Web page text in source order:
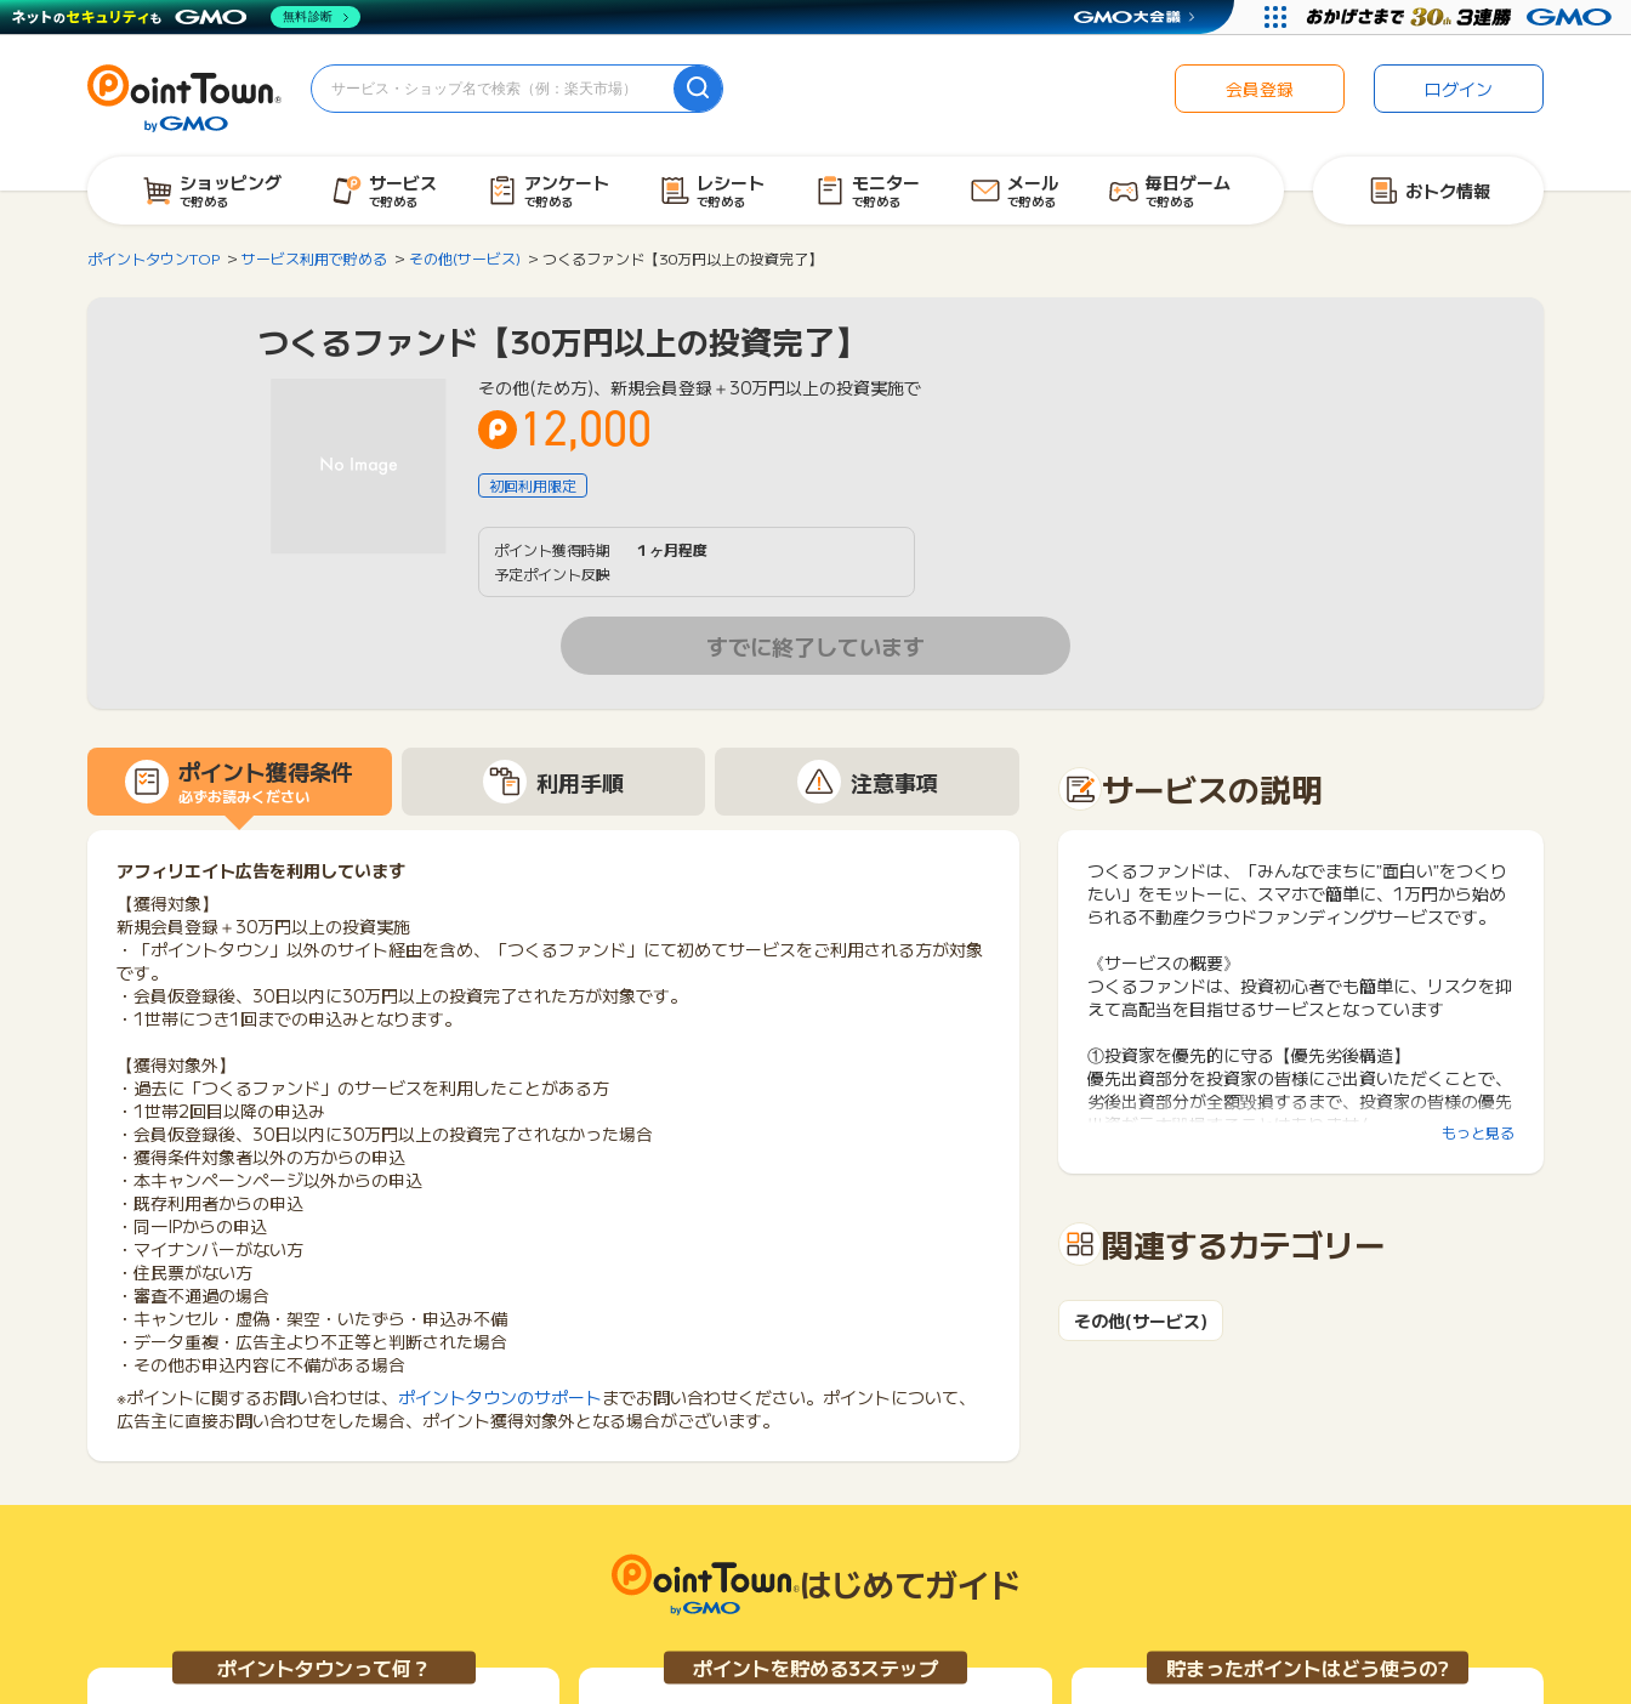
会員登録 ログイン
ショッピング
で貯める
サービス
で貯める
アンケート
で貯める
レシート
で貯める
モニター
で貯める
メール
で貯める
毎日ゲーム
で貯める おトク情報
ポイントタウンTOP サービス利用で貯める その他(サービス) つくるファンド【30万円以上の投資完了】
つくるファンド【30万円以上の投資完了】
その他(ため方)、新規会員登録＋30万円以上の投資実施で
12,000
初回利用限定
ポイント獲得時期
１ヶ月程度
予定ポイント反映
すでに終了しています
ポイント獲得条件
必ずお読みください 利用手順 注意事項
アフィリエイト広告を利用しています
【獲得対象】
新規会員登録＋30万円以上の投資実施
・「ポイントタウン」以外のサイト経由を含め、「つくるファンド」にて初めてサービスをご利用される方が対象
です。
・会員仮登録後、30日以内に30万円以上の投資完了された方が対象です。
・1世帯につき1回までの申込みとなります。
【獲得対象外】
・過去に「つくるファンド」のサービスを利用したことがある方
・1世帯2回目以降の申込み
・会員仮登録後、30日以内に30万円以上の投資完了されなかった場合
・獲得条件対象者以外の方からの申込
・本キャンペーンページ以外からの申込
・既存利用者からの申込
・同一IPからの申込
・マイナンバーがない方
・住民票がない方
・審査不通過の場合
・キャンセル・虚偽・架空・いたずら・申込み不備
・データ重複・広告主より不正等と判断された場合
・その他お申込内容に不備がある場合
※ポイントに関するお問い合わせは、 ポイントタウンのサポートまでお問い合わせください。ポイントについて、
広告主に直接お問い合わせをした場合、ポイント獲得対象外となる場合がございます。
サービスの説明
つくるファンドは、「みんなでまちに”面白い”をつくり
たい」をモットーに、スマホで簡単に、1万円から始め
られる不動産クラウドファンディングサービスです。
《サービスの概要》
つくるファンドは、投資初心者でも簡単に、リスクを抑
えて高配当を目指せるサービスとなっています
①投資家を優先的に守る【優先劣後構造】
優先出資部分を投資家の皆様にご出資いただくことで、
劣後出資部分が全額毀損するまで、投資家の皆様の優先
出資が元本毀損することはありません。
②投資家の配当収入を守る【アップサイド配当】
投資家の皆さまへ追加で配当を行うアップサイド配当を
採用しています。
③投資家の配当収入を守る【豊富な開発実績】
つくるファンドの運営会社であるフジケン株式会社は、
自らの利益追求をしながら、自分たちがより暮らしやす
いまちづくりを促進することにも繋がります。
もっと見る
関連するカテゴリー
その他(サービス)
はじめてガイド
ポイントタウンって何？ ポイントを貯める3ステップ
貯まったポイントはどう使うの?
無料診断